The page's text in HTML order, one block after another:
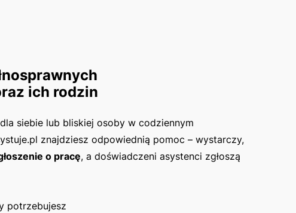
ich rodzin
siebie lub bliskiej osoby w codziennym
znajdziesz odpowiednią pomoc – wystarczy,
o pracę, a doświadczeni asystenci zgłoszą
potrzebujesz